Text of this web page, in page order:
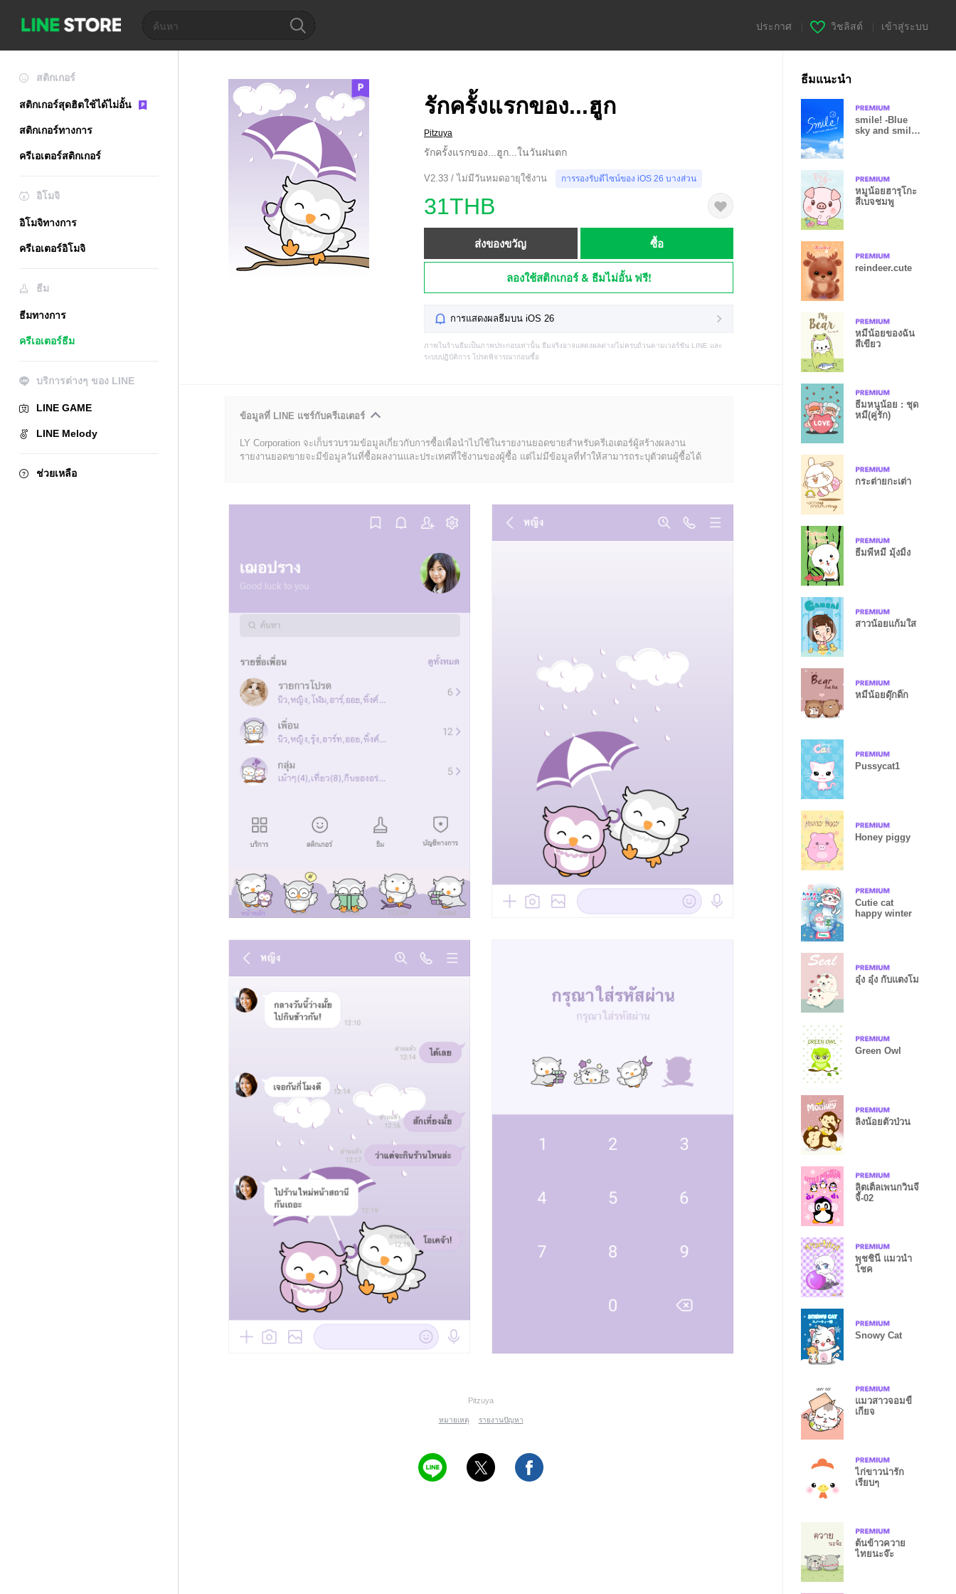
ประกาศ วิชลิสต์ เข้าสู่ระบบ
สติกเกอร์
สติกเกอร์สุดฮิตใช้ได้ไม่อั้น
สติกเกอร์ทางการ
ครีเอเตอร์สติกเกอร์
อิโมจิ
อิโมจิทางการ
ครีเอเตอร์อิโมจิ
ธีม
ธีมทางการ
ครีเอเตอร์ธีม
บริการต่างๆ ของ LINE
LINE GAME
LINE Melody
ช่วยเหลือ
รักครั้งแรกของ...ฮูก
Pitzuya
รักครั้งแรกของ...ฮูก...ในวันฝนตก
V2.33 / ไม่มีวันหมดอายุใช้งาน การรองรับดีไซน์ของ iOS 26 บางส่วน
31THB
ส่งของขวัญ ซื้อ
ลองใช้สติกเกอร์ & ธีมไม่อั้น ฟรี!
การแสดงผลธีมบน iOS 26
ภาพในร้านธีมเป็นภาพประกอบเท่านั้น ธีมจริงอาจแสดงผลต่าง/ไม่ครบถ้วนตามเวอร์ชัน LINE และ
ระบบปฏิบัติการ โปรดพิจารณาก่อนซื้อ
ข้อมูลที่ LINE แชร์กับครีเอเตอร์
LY Corporation จะเก็บรวบรวมข้อมูลเกี่ยวกับการซื้อเพื่อนำไปใช้ในรายงานยอดขายสำหรับครีเอเตอร์ผู้สร้างผลงาน
รายงานยอดขายจะมีข้อมูลวันที่ซื้อผลงานและประเทศที่ใช้งานของผู้ซื้อ แต่ไม่มีข้อมูลที่ทำให้สามารถระบุตัวตนผู้ซื้อได้
Pitzuya
หมายเหตุ รายงานปัญหา
ธีมแนะนำ
smile! -Blue
sky and smile
หมูน้อยฮารุโกะ
สีเบจชมพู
reindeer.cute
หมีน้อยของฉัน
สีเขียว
ธีมหนูน้อย : ชุด
หมี(คู่รัก)
กระต่ายกะเต่า
ธีมพี่หมี มุ้งมิ้ง
สาวน้อยแก้มใส
หมีน้อยดุ๊กดิ๊ก
Pussycat1
Honey piggy
Cutie cat
happy winter
อุ๋ง อุ๋ง กับแตงโม
Green Owl
ลิงน้อยตัวป่วน
ลิตเติ้ลเพนกวินจี
จี้-02
พุชชินี่ แมวนำ
โชค
Snowy Cat
แมวสาวจอมขี้
เกียจ
ไก่ขาวน่ารัก
เรียบๆ
ต้นข้าวควาย
ไทยนะจ๊ะ